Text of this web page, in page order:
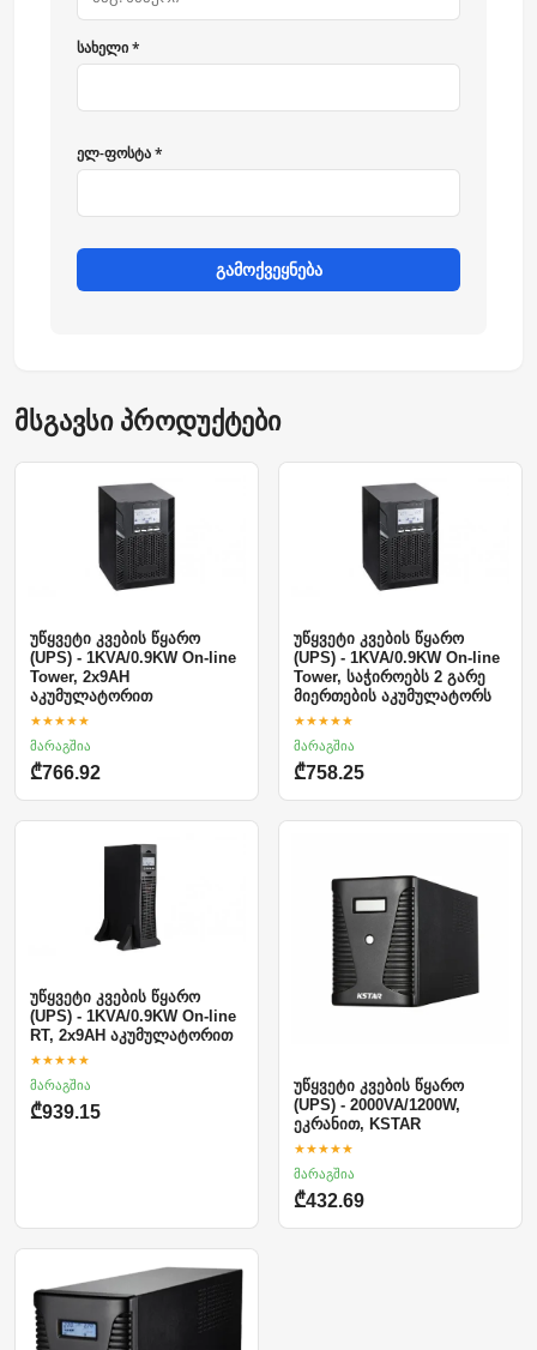
სახელი *
ელ-ფოსტა *
გამოქვეყნება
მსგავსი პროდუქტები
უწყვეტი კვების წყარო
(UPS) - 1KVA/0.9KW On-line
Tower, 2x9AH
აკუმულატორით
★★★★★
მარაგშია
₾766.92
უწყვეტი კვების წყარო
(UPS) - 1KVA/0.9KW On-line
Tower, საჭიროებს 2 გარე
მიერთების აკუმულატორს
★★★★★
მარაგშია
₾758.25
უწყვეტი კვების წყარო
(UPS) - 1KVA/0.9KW On-line
RT, 2x9AH აკუმულატორით
★★★★★
მარაგშია
₾939.15
უწყვეტი კვების წყარო
(UPS) - 2000VA/1200W,
ეკრანით, KSTAR
★★★★★
მარაგშია
₾432.69